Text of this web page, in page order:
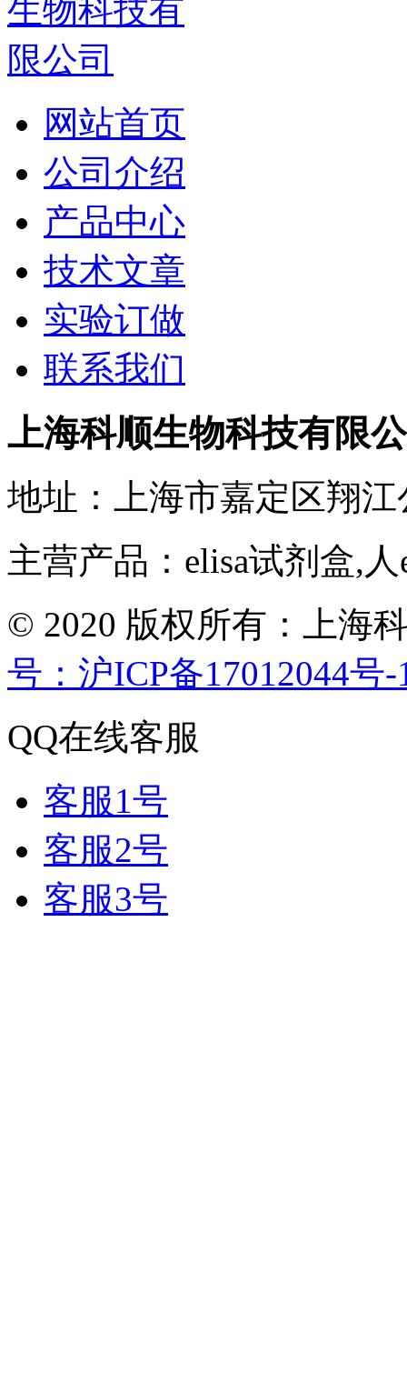
网站首页
公司介绍
产品中心
技术文章
实验订做
联系我们
上海科顺生物科技有限
地址：上海市嘉定区翔江
主营产品：elisa试剂盒,
© 2020 版权所有：上海
号：沪ICP备17012044号-
QQ在线客服
客服1号
客服2号
客服3号